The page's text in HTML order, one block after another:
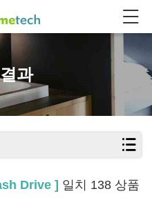
과
Drive ] 일치 138 상품